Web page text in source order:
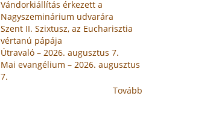
Vándorkiállítás érkezett a
Nagyszeminárium udvarára
Szent II. Szixtusz, az Eucharisztia
vértanú pápája
Útravaló – 2026. augusztus 7.
Mai evangélium – 2026. augusztus
7.
Tovább